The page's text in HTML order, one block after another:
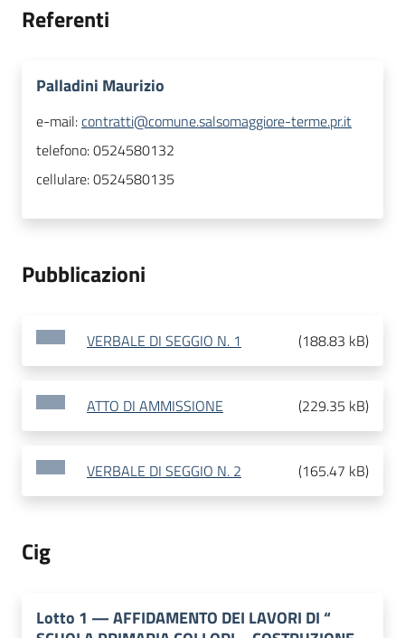
Referenti
Palladini Maurizio
e-mail:contratti@comune.salsomaggiore-terme.pr.it
telefono:0524580132
cellulare:0524580135
Pubblicazioni
VERBALE DI SEGGIO N. 1 (188.83 kB)
ATTO DI AMMISSIONE (229.35 kB)
VERBALE DI SEGGIO N. 2 (165.47 kB)
Cig
Lotto 1 —AFFIDAMENTO DEI LAVORI DI “